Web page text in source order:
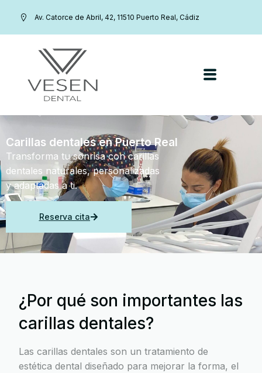
Av. Catorce de Abril, 42, 11510 Puerto Real, Cádiz
Carillas dentales en Puerto Real
Transforma tu sonrisa con carillas
dentales naturales, personalizadas
y adaptadas a ti.
Reserva cita
¿Por qué son importantes las
carillas dentales?
Las carillas dentales son un tratamiento de
estética dental diseñado para mejorar la forma, el